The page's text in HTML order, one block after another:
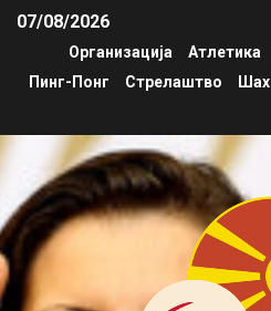
07/08/2026
Организација Атлетика
Пинг-Понг
Стрелаштво Шах